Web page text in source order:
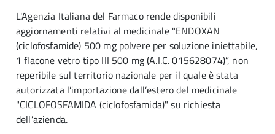
L'Agenzia Italiana del Farmaco rende disponibili
aggiornamenti relativi al medicinale "ENDOXAN
(ciclofosfamide) 500 mg polvere per soluzione iniettabile,
1 flacone vetro tipo III 500 mg (A.I.C. 015628074)”, non
reperibile sul territorio nazionale per il quale è stata
autorizzata l’importazione dall’estero del medicinale
"CICLOFOSFAMIDA (ciclofosfamida)" su richiesta
dell’azienda.